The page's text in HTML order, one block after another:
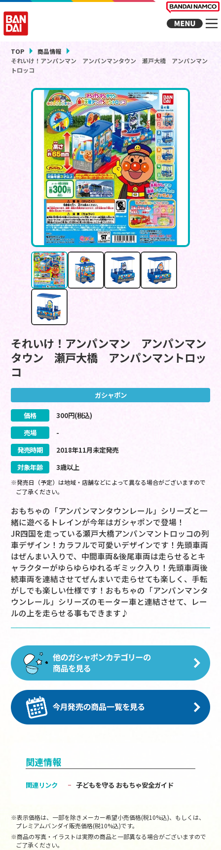
TOP
商品情報
それいけ！アンパンマン アンパンマンタウン 瀬戸大橋 アンパンマン
トロッコ
それいけ！アンパンマン アンパンマン
タウン 瀬戸大橋 アンパンマントロッ
コ
ガシャポン
価格 300円(税込)
売場
-
発売時期
2018年11月未定発売
対象年齢
3歳以上
※発売日（予定）は地域・店舗などによって異なる場合がございますので
ご了承ください。
おもちゃの「アンパンマンタウンレール」シリーズと一
緒に遊べるトレインが今年はガシャポンで登場！
JR四国を走っている瀬戸大橋アンパンマントロッコの列
車デザイン！カラフルで可愛いデザインです！先頭車両
はぜんまい入りで、中間車両&後尾車両は走らせるとキ
ャラクターがゆらゆらゆれるギミック入り！先頭車両後
続車両を連結させてぜんまいで走らせても楽しく、手転
がしでも楽しい仕様です！おもちゃの「アンパンマンタ
ウンレール」シリーズのモーター車と連結させて、レー
ルの上を走らせる事もできます♪
関連情報
関連リンク 子どもを守る おもちゃ安全ガイド
※表示価格は、一部を除きメーカー希望小売価格(税10%込)、もしくは、
プレミアムバンダイ販売価格(税10%込)です。
※商品の写真・イラストは実際の商品と一部異なる場合がございますので
ご了承ください。